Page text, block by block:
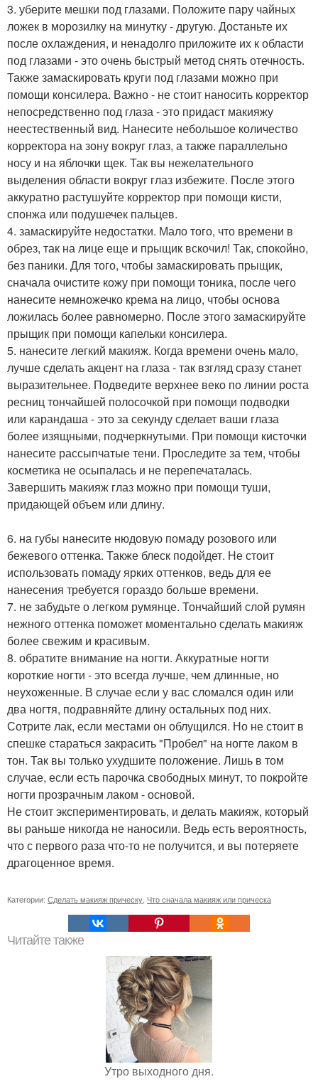
3. уберите мешки под глазами. Положите пару чайных
ложек в морозилку на минутку - другую. Достаньте их
после охлаждения, и ненадолго приложите их к области
под глазами - это очень быстрый метод снять отечность.
Также замаскировать круги под глазами можно при
помощи консилера. Важно - не стоит наносить корректор
непосредственно под глаза - это придаст макияжу
неестественный вид. Нанесите небольшое количество
корректора на зону вокруг глаз, а также параллельно
носу и на яблочки щек. Так вы нежелательного
выделения области вокруг глаз избежите. После этого
аккуратно растушуйте корректор при помощи кисти,
спонжа или подушечек пальцев.
4. замаскируйте недостатки. Мало того, что времени в
обрез, так на лице еще и прыщик вскочил! Так, спокойно,
без паники. Для того, чтобы замаскировать прыщик,
сначала очистите кожу при помощи тоника, после чего
нанесите немножечко крема на лицо, чтобы основа
ложилась более равномерно. После этого замаскируйте
прыщик при помощи капельки консилера.
5. нанесите легкий макияж. Когда времени очень мало,
лучше сделать акцент на глаза - так взгляд сразу станет
выразительнее. Подведите верхнее веко по линии роста
ресниц тончайшей полосочкой при помощи подводки
или карандаша - это за секунду сделает ваши глаза
более изящными, подчеркнутыми. При помощи кисточки
нанесите рассыпчатые тени. Проследите за тем, чтобы
косметика не осыпалась и не перепечаталась.
Завершить макияж глаз можно при помощи туши,
придающей объем или длину.
6. на губы нанесите нюдовую помаду розового или
бежевого оттенка. Также блеск подойдет. Не стоит
использовать помаду ярких оттенков, ведь для ее
нанесения требуется гораздо больше времени.
7. не забудьте о легком румянце. Тончайший слой румян
нежного оттенка поможет моментально сделать макияж
более свежим и красивым.
8. обратите внимание на ногти. Аккуратные ногти
короткие ногти - это всегда лучше, чем длинные, но
неухоженные. В случае если у вас сломался один или
два ногтя, подравняйте длину остальных под них.
Сотрите лак, если местами он облущился. Но не стоит в
спешке стараться закрасить "Пробел" на ногте лаком в
тон. Так вы только ухудшите положение. Лишь в том
случае, если есть парочка свободных минут, то покройте
ногти прозрачным лаком - основой.
Не стоит экспериментировать, и делать макияж, который
вы раньше никогда не наносили. Ведь есть вероятность,
что с первого раза что-то не получится, и вы потеряете
драгоценное время.
Категории: Сделать макияж прическу Что сначала макияж или прическа
Читайте также
Утро выходного дня.